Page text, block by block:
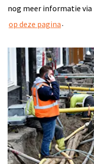
nog meer informatie via
op deze pagina.